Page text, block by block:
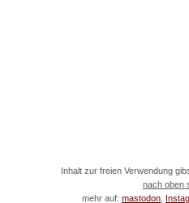
Inhalt zur freien Verwendung
nach oben
mehr auf: mastodon